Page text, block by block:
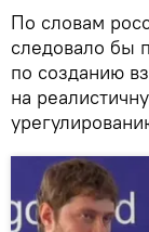
По словам
следовало бы
по созданию
на